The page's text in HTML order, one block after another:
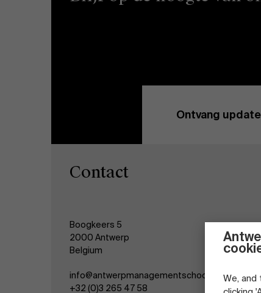
We, and
Ontvang
Contact
Boogkeers 5
2000 Antwerp
Belgium
info@antwerpmanagementschool.be
+32 (0)3 265 47 58